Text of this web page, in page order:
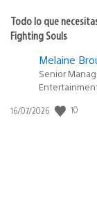
Todo lo que
Fighting Souls
Melaine
Senior
Fecha
16/07/2026 10